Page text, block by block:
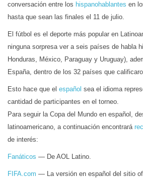
conversación entre los hispanohablantes en
hasta que sean las finales el 11 de julio.
El fútbol es el deporte más popular en
ninguna sorpresa ver a seis países de habla
Honduras, México, Paraguay y Uruguay),
España, dentro de los 32 países que
Esto hace que el español sea el idioma
cantidad de participantes en el torneo.
Para seguir la Copa del Mundo en español,
latinoamericano, a continuación encontrará
de interés:
Fanáticos — De AOL Latino.
FIFA.com — La versión en español del sitio